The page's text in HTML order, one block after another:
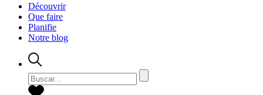
Découvrir
Que faire
Planifie
Notre blog